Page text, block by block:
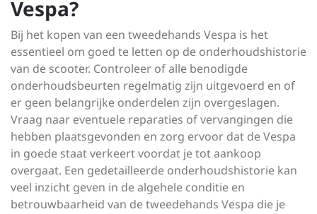
Vespa?
Bij het kopen van een tweedehands Vespa is het
essentieel om goed te letten op de onderhoudshistorie
van de scooter. Controleer of alle benodigde
onderhoudsbeurten regelmatig zijn uitgevoerd en of
er geen belangrijke onderdelen zijn overgeslagen.
Vraag naar eventuele reparaties of vervangingen die
hebben plaatsgevonden en zorg ervoor dat de Vespa
in goede staat verkeert voordat je tot aankoop
overgaat. Een gedetailleerde onderhoudshistorie kan
veel inzicht geven in de algehele conditie en
betrouwbaarheid van de tweedehands Vespa die je